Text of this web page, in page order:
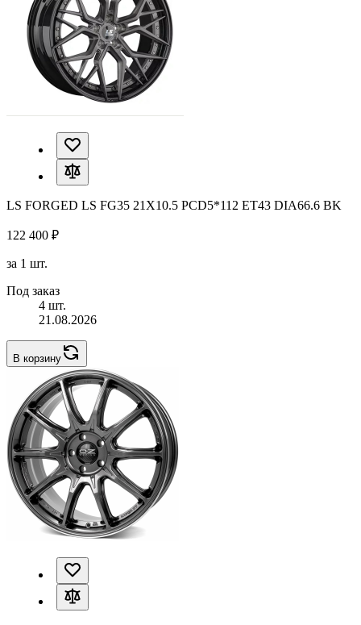
LS FORGED LS FG35 21X10.5 PCD5*112 ET43 DIA66.6 BK
122 400 ₽
за 1 шт.
Под заказ
4 шт.
21.08.2026
В корзину